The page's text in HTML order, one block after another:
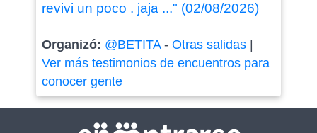
revivi un poco . jaja ..." (02/08/2026)
Organizó: @BETITA- Otras salidas|
Ver más testimonios de encuentros para
conocer gente